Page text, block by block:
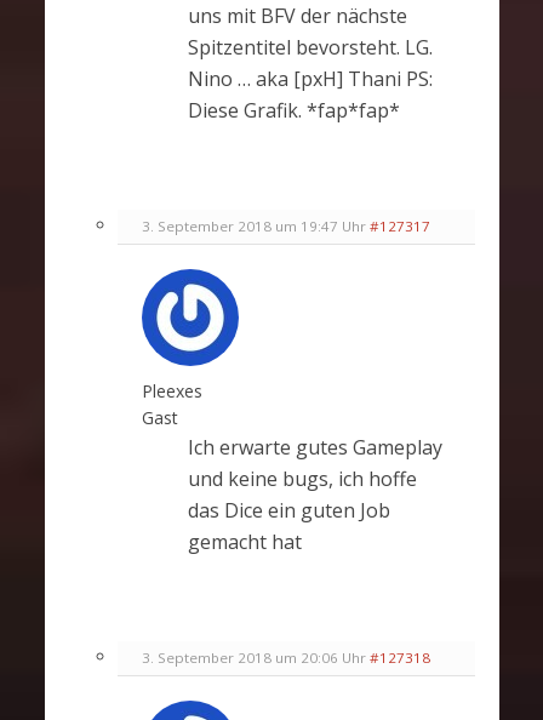
uns mit BFV der nächste
Spitzentitel bevorsteht. LG.
Nino … aka [pxH] Thani PS:
Diese Grafik. *fap*fap*
3. September 2018 um 19:47 Uhr #127317
Pleexes
Gast
Ich erwarte gutes Gameplay
und keine bugs, ich hoffe
das Dice ein guten Job
gemacht hat
3. September 2018 um 20:06 Uhr #127318